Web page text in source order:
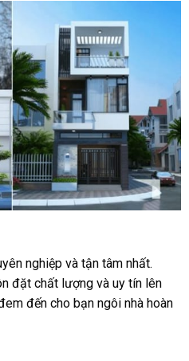
nghiệp và tận tâm nhất.
đặt chất lượng và uy tín lên
đến cho bạn ngôi nhà hoàn